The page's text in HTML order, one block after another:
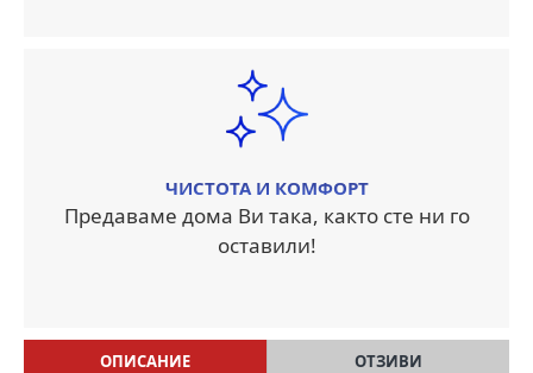
ЧИСТОТА И КОМФОРТ
Предаваме дома Ви така, както сте ни го
оставили!
ОПИСАНИЕ ОТЗИВИ